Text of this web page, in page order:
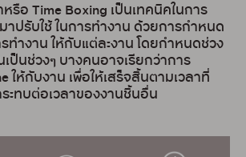
รือ Time Boxing เป็นเทคนิคในการ
าปรับใช้ ในการทำงาน ด้วยการกำหนด
ทำงาน ให้กับแต่ละงาน โดยกำหนดช่วง
เป็นช่วงๆ บางคนอาจเรียกว่าการ
ให้กับงาน เพื่อให้เสร็จสิ้นตามเวลาที่
ระทบต่อเวลาของงานชิ้นอื่น